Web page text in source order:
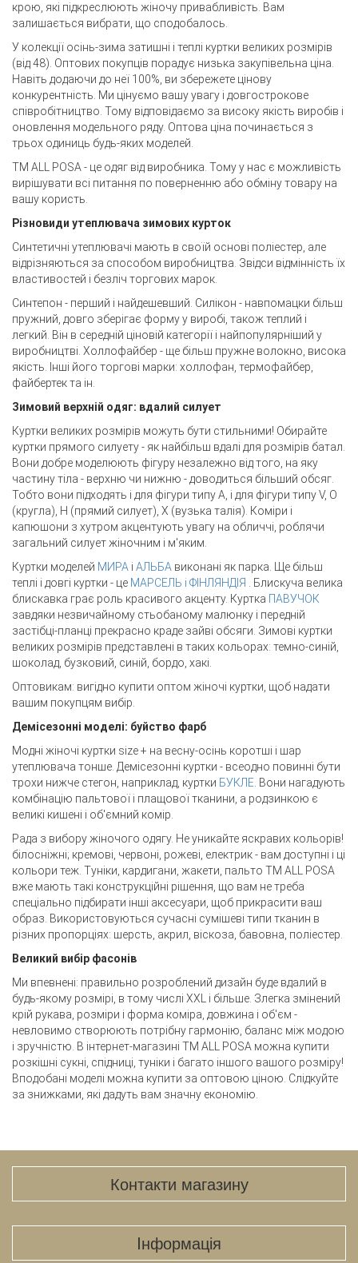
крою, які підкреслюють жіночу привабливість. Вам
залишається вибрати, що сподобалось.
У колекції осінь-зима затишні і теплі куртки великих розмірів
(від 48). Оптових покупців порадує низька закупівельна ціна.
Навіть додаючи до неї 100%, ви збережете цінову
конкурентність. Ми цінуємо вашу увагу і довгострокове
співробітництво. Тому відповідаємо за високу якість виробів і
оновлення модельного ряду. Оптова ціна починається з
трьох одиниць будь-яких моделей.
TM ALL POSA - це одяг від виробника. Тому у нас є можливість
вирішувати всі питання по поверненню або обміну товару на
вашу користь.
Різновиди утеплювача зимових курток
Синтетичні утеплювачі мають в своїй основі поліестер, але
відрізняються за способом виробництва. Звідси відмінність їх
властивостей і безліч торгових марок.
Синтепон - перший і найдешевший. Силікон - навпомацки більш
пружний, довго зберігає форму у виробі, також теплий і
легкий. Він в середній ціновій категорії і найпопулярніший у
виробництві. Холлофайбер - ще більш пружне волокно, висока
якість. Інші його торгові марки: холлофан, термофайбер,
файбертек та ін.
Зимовий верхній одяг: вдалий силует
Куртки великих розмірів можуть бути стильними! Обирайте
куртки прямого силуету - як найбільш вдалі для розмірів батал.
Вони добре моделюють фігуру незалежно від того, на яку
частину тіла - верхню чи нижню - доводиться більший обсяг.
Тобто вони підходять і для фігури типу А, і для фігури типу V, O
(кругла), H (прямий силует), X (вузька талія). Коміри і
капюшони з хутром акцентують увагу на обличчі, роблячи
загальний силует жіночним і м'яким.
Куртки моделей МИРА і АЛЬБА виконані як парка. Ще більш
теплі і довгі куртки - це МАРСЕЛЬ і ФІНЛЯНДІЯ . Блискуча велика
блискавка грає роль красивого акценту. Куртка ПАВУЧОК
завдяки незвичайному стьобаному малюнку і передній
застібці-планці прекрасно краде зайві обсяги. Зимові куртки
великих розмірів представлені в таких кольорах: темно-синій,
шоколад, бузковий, синій, бордо, хакі.
Оптовикам: вигідно купити оптом жіночі куртки, щоб надати
вашим покупцям вибір.
Демісезонні моделі: буйство фарб
Модні жіночі куртки size + на весну-осінь коротші і шар
утеплювача тонше. Демісезонні куртки - всеодно повинні бути
трохи нижче стегон, наприклад, куртки БУКЛЕ. Вони нагадують
комбінацію пальтової і плащової тканини, а родзинкою є
великі кишені і об'ємний комір.
Рада з вибору жіночого одягу. Не уникайте яскравих кольорів!
білосніжні; кремові, червоні, рожеві, електрик - вам доступні і ці
кольори теж. Туніки, кардигани, жакети, пальто TM ALL POSA
вже мають такі конструкційні рішення, що вам не треба
спеціально підбирати інші аксесуари, щоб прикрасити ваш
образ. Використовуються сучасні сумішеві типи тканин в
різних пропорціях: шерсть, акрил, віскоза, бавовна, поліестер.
Великий вибір фасонів
Ми впевнені: правильно розроблений дизайн буде вдалий в
будь-якому розмірі, в тому числі XXL і більше. Злегка змінений
крій рукава, розміри і форма коміра, довжина і об'єм -
невловимо створюють потрібну гармонію, баланс між модою
і зручністю. В інтернет-магазині TM ALL POSA можна купити
розкішні сукні, спідниці, туніки і багато іншого вашого розміру!
Вподобані моделі можна купити за оптовою ціною. Слідкуйте
за знижками, які дадуть вам значну економію.
Контакти магазину
Iнформація